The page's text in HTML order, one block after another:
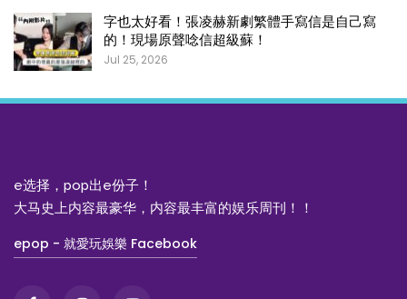
字也太好看！張凌赫新劇繁體手寫信是自己寫
的！現場原聲唸信超級蘇！
Jul 25, 2026
e选择，pop出e份子！
大马史上内容最豪华，内容最丰富的娱乐周刊！！
epop - 就愛玩娛樂 Facebook